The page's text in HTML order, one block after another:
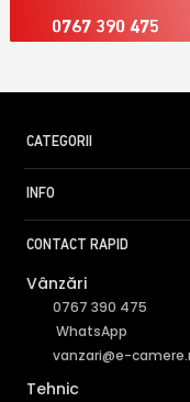
0767 390 475
CATEGORII
INFO
CONTACT RAPID
Vânzări
0767 390 475
WhatsApp
vanzari@e-
Tehnic